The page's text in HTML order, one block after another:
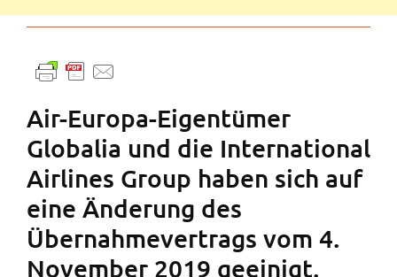
Air-Europa-Eigentümer
Globalia und die International
Airlines Group haben sich auf
eine Änderung des
Übernahmevertrags vom 4.
November 2019 geeinigt.